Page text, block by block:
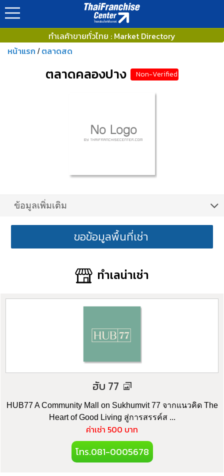
ทำเลค้าขายทั่วไทย : Market Directory
หน้าแรก / ตลาดสด
ตลาดคลองปาง Non-Verified
ข้อมูลเพิ่มเติม
ขอข้อมูลพื้นที่เช่า
ทำเลน่าเช่า
ฮับ 77
HUB77 A Community Mall on Sukhumvit 77 จากแนวคิด The
Heart of Good Living สู่การสรรค์ส ...
ค่าเช่า 500 บาท
โทร.081-0005678